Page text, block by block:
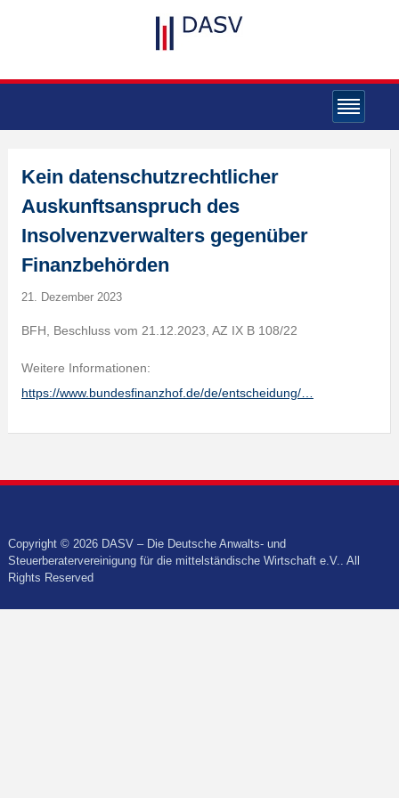
Kein datenschutzrechtlicher
Auskunftsanspruch des
Insolvenzverwalters gegenüber
Finanzbehörden
21. Dezember 2023
BFH, Beschluss vom 21.12.2023, AZ IX B 108/22
Weitere Informationen:
https://www.bundesfinanzhof.de/de/entscheidung/…
Copyright © 2026 DASV – Die Deutsche Anwalts- und
Steuerberatervereinigung für die mittelständische Wirtschaft e.V.. All
Rights Reserved